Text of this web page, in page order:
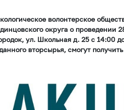
волонтерское
округа о проведении
ул. Школьная д. 25 с 14:00
вторсырья, смогут